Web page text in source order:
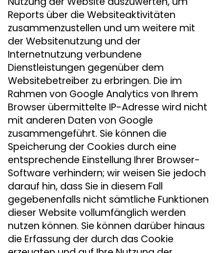
Reports über die Websiteaktivitäten
zusammenzustellen und um weitere mit
der Websitenutzung und der
Internetnutzung verbundene
Dienstleistungen gegenüber dem
Websitebetreiber zu erbringen. Die im
Rahmen von Google Analytics von Ihrem
Browser übermittelte IP-Adresse wird nicht
mit anderen Daten von Google
zusammengeführt. Sie können die
Speicherung der Cookies durch eine
entsprechende Einstellung Ihrer Browser-
Software verhindern; wir weisen Sie jedoch
darauf hin, dass Sie in diesem Fall
gegebenenfalls nicht sämtliche Funktionen
dieser Website vollumfänglich werden
nutzen können. Sie können darüber hinaus
die Erfassung der durch das Cookie